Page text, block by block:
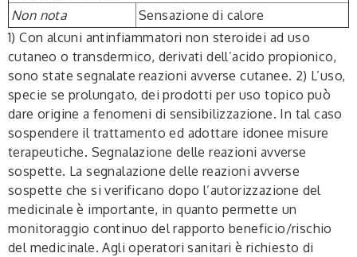
Non nota
Sensazione di calore
1) Con alcuni antinfiammatori non steroidei ad uso
cutaneo o transdermico, derivati dell’acido propionico,
sono state segnalate reazioni avverse cutanee. 2) L’uso,
specie se prolungato, dei prodotti per uso topico può
dare origine a fenomeni di sensibilizzazione. In tal caso
sospendere il trattamento ed adottare idonee misure
terapeutiche. Segnalazione delle reazioni avverse
sospette. La segnalazione delle reazioni avverse
sospette che si verificano dopo l’autorizzazione del
medicinale è importante, in quanto permette un
monitoraggio continuo del rapporto beneficio/rischio
del medicinale. Agli operatori sanitari è richiesto di